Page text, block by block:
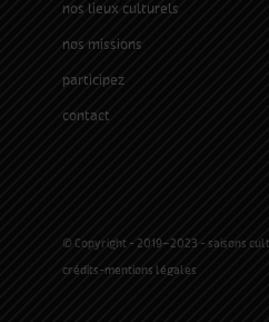
nos lieux culturels
nos missions
participez
contact
© Copyright - 2019-2023 - saisons
crédits-mentions légales